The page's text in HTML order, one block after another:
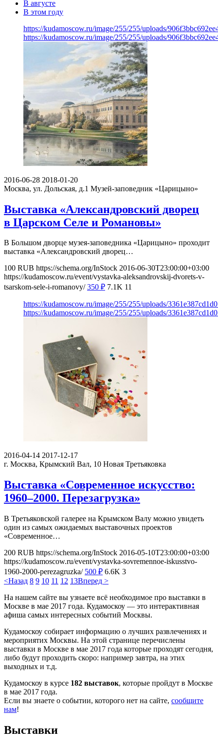
В августе
В этом году
https://kudamoscow.ru/image/255/255/uploads/
https://kudamoscow.ru/image/255/255/uploads/
2016-06-28 2018-01-20
Москва, ул. Дольская, д.1 Музей-заповедник «Царицыно»
Выставка «Александровский дворец
в Царском Селе и Романовы»
В Большом дворце музея-заповедника «Царицыно» проходит
выставка «Александровский дворец…
100 RUB https://schema.org/InStock 2016-06-30T23:00:00+03:00
https://kudamoscow.ru/event/vystavka-aleksandrovskij-dvorets-v-
tsarskom-sele-i-romanovy/ 350 ₽ 7.1K 11
https://kudamoscow.ru/image/255/255/uploads/
https://kudamoscow.ru/image/255/255/uploads/
2016-04-14 2017-12-17
г. Москва, Крымский Вал, 10 Новая Третьяковка
Выставка «Современное искусство:
1960–2000. Перезагрузка»
В Третьяковской галерее на Крымском Валу можно увидеть
один из самых ожидаемых выставочных проектов
«Современное…
200 RUB https://schema.org/InStock 2016-05-10T23:00:00+03:00
https://kudamoscow.ru/event/vystavka-sovremennoe-iskusstvo-
1960-2000-perezagruzka/ 500 ₽ 6.6K 3
<Назад 8 9 10 11 12 13Вперед >
На нашем сайте вы узнаете всё необходимое про выставки в
Москве в мае 2017 года. Кудамоскоу — это интерактивная
афиша самых интересных событий Москвы.
Кудамоскоу собирает информацию о лучших развлечениях и
мероприятих Москвы. На этой странице перечислены
выставки в Москве в мае 2017 года которые проходят сегодня,
либо будут проходить скоро: например завтра, на этих
выходных и т.д.
Кудамоскоу в курсе 182 выставок, которые пройдут в Москве
в мае 2017 года.
Если вы знаете о событии, которого нет на сайте, сообщите
нам!
Выставки